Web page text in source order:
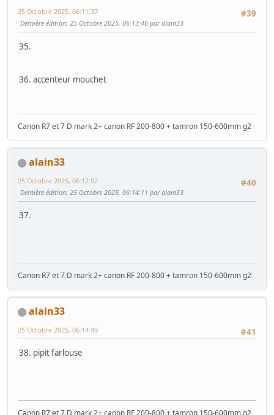
#39
25 Octobre 2025, 06:11:37
Dernière édition: 25 Octobre 2025, 06:13:46 par alain33
35.
36. accenteur mouchet
Canon R7 et 7 D mark 2+ canon RF 200-800 + tamron 150-600mm g2
alain33
#40
25 Octobre 2025, 06:12:02
Dernière édition: 25 Octobre 2025, 06:14:11 par alain33
37.
Canon R7 et 7 D mark 2+ canon RF 200-800 + tamron 150-600mm g2
alain33
#41
25 Octobre 2025, 06:14:49
38. pipit farlouse